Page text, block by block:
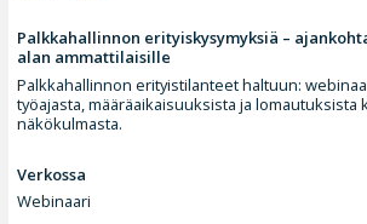
Palkkahallinnon erityiskysymyksiä –
alan ammattilaisille
Palkkahallinnon erityistilanteet haltuun:
työajasta, määräaikaisuuksista ja lomautuksista
näkökulmasta.
Verkossa
Webinaari